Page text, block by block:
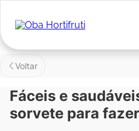
Voltar
Fáceis e
sorvete para